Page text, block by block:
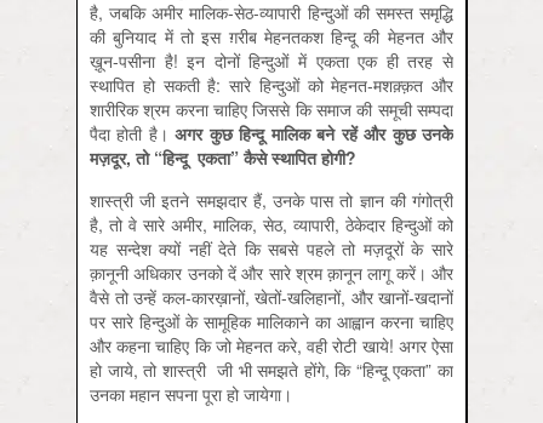
है, जबकि अमीर मालिक-सेठ-व्यापारी हिन्दुओं की समस्त समृद्धि
की बुनियाद में तो इस ग़रीब मेहनतकश हिन्दू की मेहनत और
ख़ून-पसीना है! इन दोनों हिन्दुओं में एकता एक ही तरह से
स्थापित हो सकती है: सारे हिन्दुओं को मेहनत-मशक़्क़त और
शारीरिक श्रम करना चाहिए जिससे कि समाज की समूची सम्पदा
पैदा होती है।अगरकुछहिन्दूमालिकबनेरहेंऔरकुछउनके
मज़दूर,तो “हिन्दूएकता”कैसेस्थापितहोगी?
शास्त्री जी इतने समझदार हैं, उनके पास तो ज्ञान की गंगोत्री
है, तो वे सारे अमीर, मालिक, सेठ, व्यापारी, ठेकेदार हिन्दुओं को
यह सन्देश क्यों नहीं देते कि सबसे पहले तो मज़दूरों के सारे
क़ानूनी अधिकार उनको दें और सारे श्रम क़ानून लागू करें। और
वैसे तो उन्हें कल-कारख़ानों, खेतों-खलिहानों, और खानों-खदानों
पर सारे हिन्दुओं के सामूहिक मालिकाने का आह्वान करना चाहिए
और कहना चाहिए कि जो मेहनत करे, वही रोटी खाये! अगर ऐसा
हो जाये, तो शास्त्री जी भी समझते होंगे, कि “हिन्दू एकता” का
उनका महान सपना पूरा हो जायेगा।